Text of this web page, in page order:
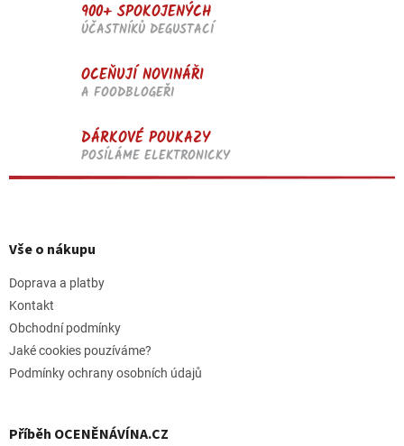
900+ SPOKOJENÝCH
ÚČASTNÍKŮ DEGUSTACÍ
OCEŇUJÍ NOVINÁŘI
A FOODBLOGEŘI
DÁRKOVÉ POUKAZY
POSÍLÁME ELEKTRONICKY
pVše o nákupu
Doprava a platby
Kontakt
Obchodní podmínky
Jaké cookies pouzíváme?
Podmínky ochrany osobních údajů
Příběh OCENĚNÁVÍNA.CZ